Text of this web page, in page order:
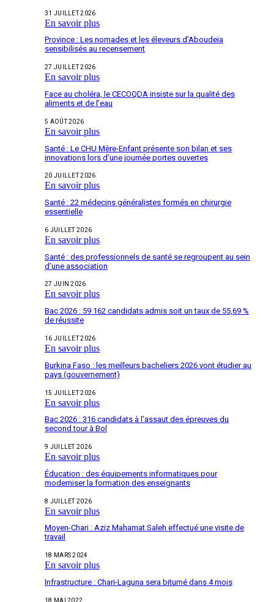
31 JUILLET 2026
En savoir plus
Province : Les nomades et les éleveurs d’Aboudeïa
sensibilisés au recensement
27 JUILLET 2026
En savoir plus
Face au choléra, le CECOQDA insiste sur la qualité des
aliments et de l’eau
5 AOÛT 2026
En savoir plus
Santé : Le CHU Mère-Enfant présente son bilan et ses
innovations lors d’une journée portes ouvertes
20 JUILLET 2026
En savoir plus
Santé : 22 médecins généralistes formés en chirurgie
essentielle
6 JUILLET 2026
En savoir plus
Santé : des professionnels de santé se regroupent au sein
d’une association
27 JUIN 2026
En savoir plus
Bac 2026 : 59 162 candidats admis soit un taux de 55,69 %
de réussite
16 JUILLET 2026
En savoir plus
Burkina Faso : les meilleurs bacheliers 2026 vont étudier au
pays (gouvernement)
15 JUILLET 2026
En savoir plus
Bac 2026 : 316 candidats à l’assaut des épreuves du
second tour à Bol
9 JUILLET 2026
En savoir plus
Éducation : des équipements informatiques pour
moderniser la formation des enseignants
8 JUILLET 2026
En savoir plus
Moyen-Chari : Aziz Mahamat Saleh effectué une visite de
travail
18 MARS 2024
En savoir plus
Infrastructure : Chari-Laguna sera bitumé dans 4 mois
18 MAI 2022